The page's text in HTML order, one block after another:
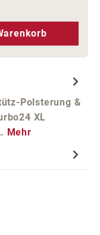
Polsterung &
XL
Mehr